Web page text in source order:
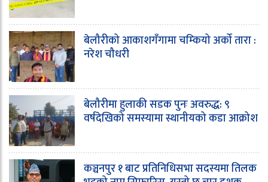
बेलौरीको आकाशगँगामा चम्कियो अर्को तारा :
नरेश चौधरी
बेलौरीमा हुलाकी सडक पुनः अवरुद्ध: ९
वर्षदेखिको समस्यामा स्थानीयको कडा आक्रोश
कञ्चनपुर १ बाट प्रतिनिधिसभा सदस्यमा तिलक